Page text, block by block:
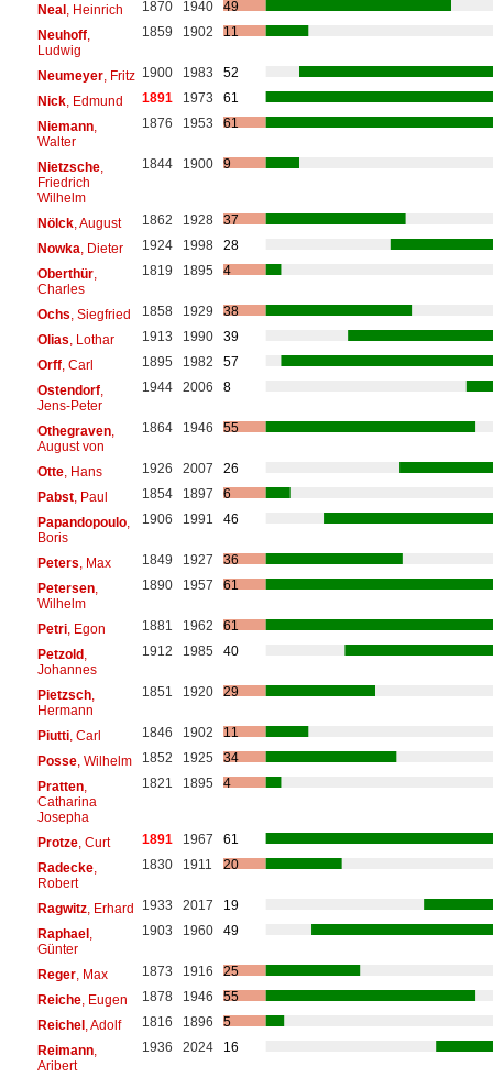
Neal, Heinrich 1870 1940
49
Neuhoff,
Ludwig
1859 1902 11
Neumeyer, Fritz 1900 1983
52
Nick, Edmund 1891 1973
61
Niemann,
Walter
1876 1953 61
Nietzsche,
Friedrich
Wilhelm
1844 1900 9
Nölck, August 1862 1928
37
Nowka , Dieter 1924 1998
28
Oberthür,
Charles
1819 1895 4
Ochs , Siegfried 1858 1929
38
Olias , Lothar 1913 1990
39
Orff, Carl 1895 1982
57
Ostendorf,
Jens-Peter
1944 2006 8
Othegraven,
August von
1864 1946 55
Otte, Hans 1926 2007
26
Pabst, Paul 1854 1897
6
Papandopoulo,
Boris
1906 1991 46
Peters , Max 1849 1927
36
Petersen,
Wilhelm
1890 1957 61
Petri, Egon 1881 1962
61
Petzold,
Johannes
1912 1985 40
Pietzsch,
Hermann
1851 1920 29
Piutti, Carl 1846 1902
11
Posse, Wilhelm 1852 1925
34
Pratten,
Catharina
Josepha
1821 1895 4
Protze, Curt 1891 1967
61
Radecke,
Robert
1830 1911 20
Ragwitz, Erhard 1933 2017
19
Raphael,
Günter
1903 1960 49
Reger, Max 1873 1916
25
Reiche, Eugen 1878 1946
55
Reichel, Adolf 1816 1896
5
Reimann,
Aribert
1936 2024 16